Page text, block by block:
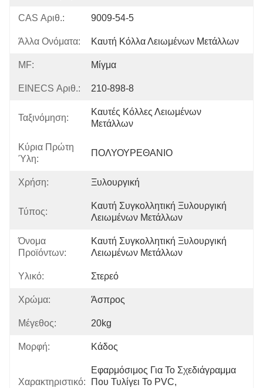
CAS Αριθ.: 9009-54-5
Άλλα Ονόματα: Καυτή Κόλλα Λειωμένων Μετάλλων
MF: Μίγμα
EINECS Αριθ.: 210-898-8
Ταξινόμηση:
Καυτές Κόλλες Λειωμένων
Μετάλλων
Κύρια Πρώτη
Ύλη:
ΠΟΛΥΟΥΡΕΘΑΝΙΟ
Χρήση: Ξυλουργική
Τύπος:
Καυτή Συγκολλητική Ξυλουργική
Λειωμένων Μετάλλων
Όνομα
Προϊόντων:
Καυτή Συγκολλητική Ξυλουργική
Λειωμένων Μετάλλων
Υλικό: Στερεό
Χρώμα: Άσπρος
Μέγεθος: 20kg
Μορφή: Κάδος
Χαρακτηριστικό:
Εφαρμόσιμος Για Το Σχεδιάγραμμα
Που Τυλίγει Το PVC,